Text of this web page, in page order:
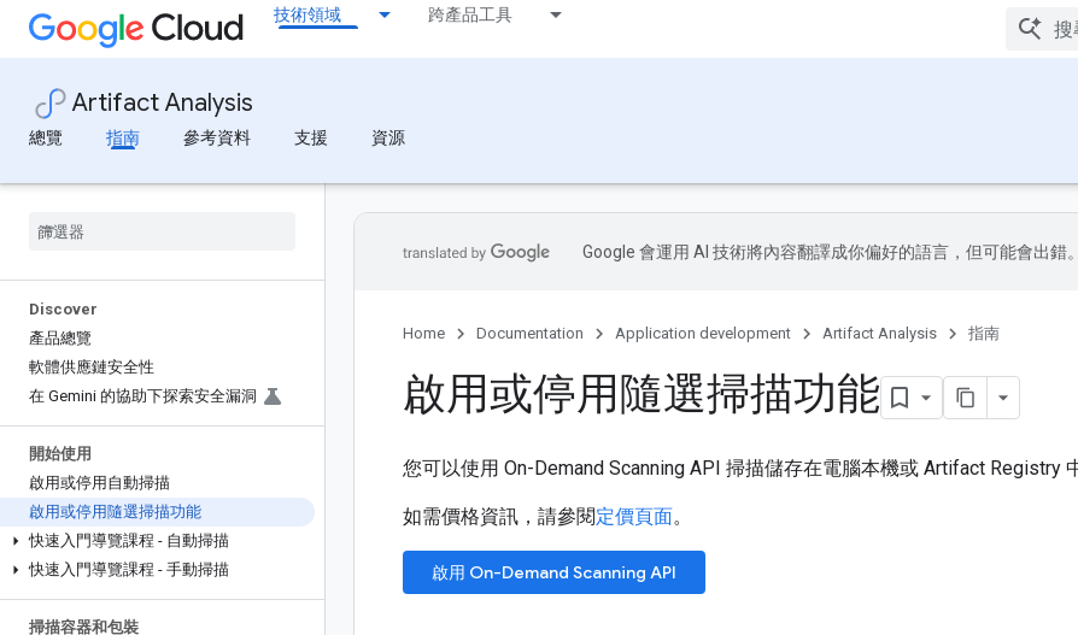
技術領域 跨產品工具
Artifact Analysis
總覽
指南 參考資料 支援 資源
Discover
產品總覽
軟體供應鏈安全性
在 Gemini 的協助下探索安全漏洞
開始使用
啟用或停用自動掃描
啟用或停用隨選掃描功能
快速入門導覽課程 - 自動掃描
快速入門導覽課程 - 手動掃描
掃描容器和包裝
Google 會運用 AI 技術將內容翻譯成你偏好的語言，但可能會出錯。
Home Documentation Application development Artifact Analysis 指南
啟用或停用隨選掃描功能
您可以使用 On-Demand Scanning API 掃描儲存在電腦本機或 Artifact Registry
如需價格資訊，請參閱定價頁面。
啟用 On-Demand Scanning API